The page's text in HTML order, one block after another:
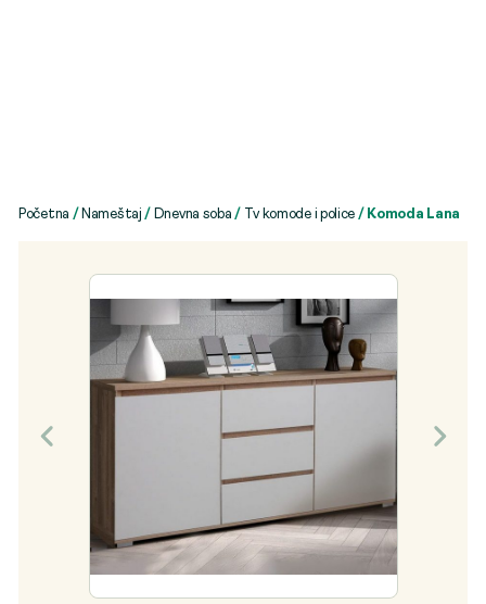
Početna / Nameštaj / Dnevna soba / Tv komode i police / Komoda Lana